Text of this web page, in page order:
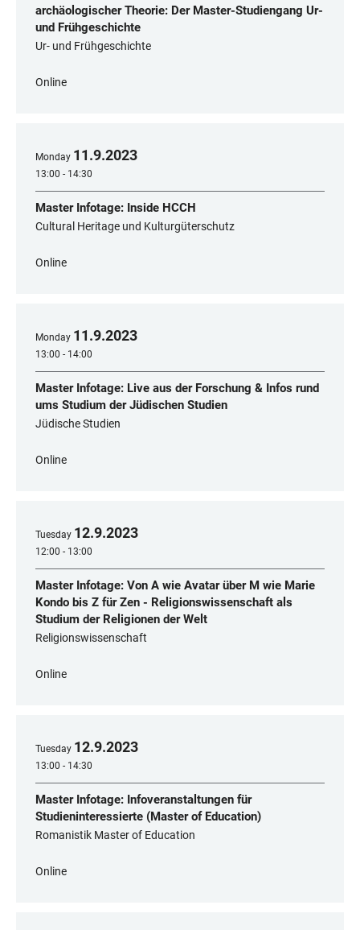
archäologischer Theorie: Der Master-Studiengang Ur-
und Frühgeschichte
Ur- und Frühgeschichte
Online
Monday 11.9.2023
13:00 - 14:30
Master Infotage: Inside HCCH
Cultural Heritage und Kulturgüterschutz
Online
Monday 11.9.2023
13:00 - 14:00
Master Infotage: Live aus der Forschung & Infos rund
ums Studium der Jüdischen Studien
Jüdische Studien
Online
Tuesday 12.9.2023
12:00 - 13:00
Master Infotage: Von A wie Avatar über M wie Marie
Kondo bis Z für Zen - Religionswissenschaft als
Studium der Religionen der Welt
Religionswissenschaft
Online
Tuesday 12.9.2023
13:00 - 14:30
Master Infotage: Infoveranstaltungen für
Studieninteressierte (Master of Education)
Romanistik Master of Education
Online